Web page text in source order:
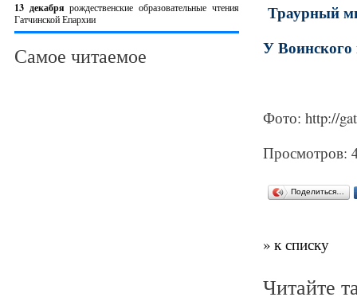
13 декабрярождественские образовательные чтения
Гатчинской Епархии
Самое читаемое
Траурный
У
Фото: http://
Просмотров:
Поделиться…
» к списку
Читайте